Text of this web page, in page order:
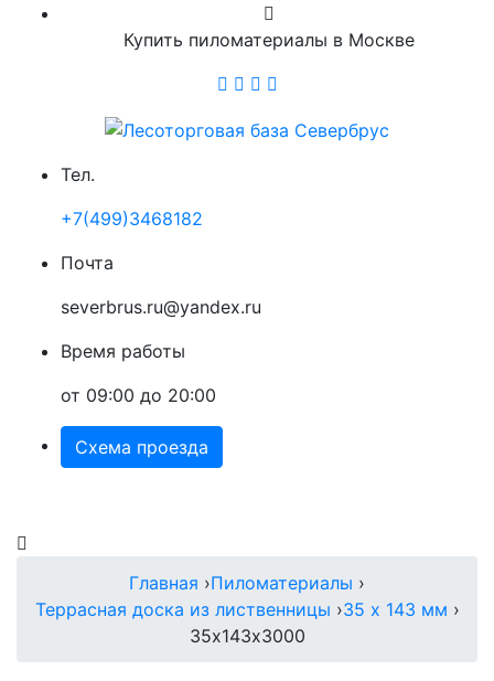
Купить пиломатериалы в Москве
Тел.
+7(499)3468182
Почта
severbrus.ru@yandex.ru
Время работы
от 09:00 до 20:00
Схема проезда
Главная ›Пиломатериалы ›
Террасная доска из лиственницы ›35 х 143 мм ›
35х143х3000